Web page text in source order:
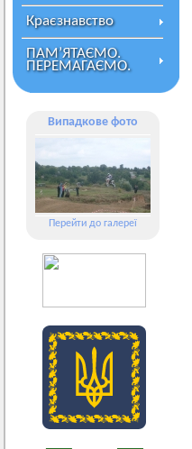
Краєзнавство
ПАМ’ЯТАЄМО.
ПЕРЕМАГАЄМО.
Випадкове фото
Перейти до галереї